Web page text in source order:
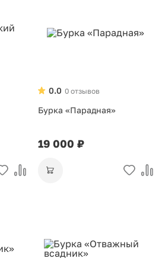
0 отзывов
0.0
Бурка «Парадная»
19 000 ₽